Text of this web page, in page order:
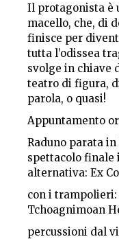
Il protagonista è
macello, che, di
finisce per
tutta l’odissea
svolge in chiave
teatro di figura,
parola, o quasi!
Appuntamento
Raduno parata
spettacolo finale
alternativa: Ex
con i trampolieri:
Tchoagnimoan
percussioni dal